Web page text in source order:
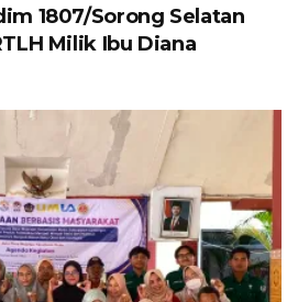
1807/Sorong Selatan
Milik Ibu Diana